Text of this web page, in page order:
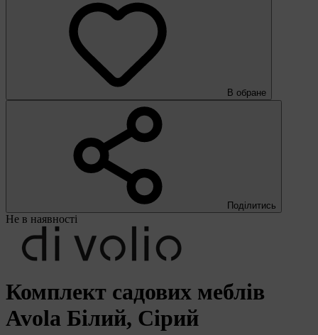
В обране
Поділитись
Не в наявності
Комплект садових меблів
Avola Білий, Сірий